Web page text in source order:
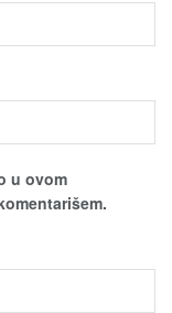
u ovom